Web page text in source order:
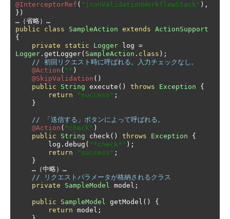
@InterceptorRef ( "jsonValidationWorkflowStack" ),
})
…（省略）…
public
class SampleAction extends ActionSupport
{
private
static Logger log =
Logger . getLogger( SampleAction . class );
// 初回リクエスト時に呼ばれる。入力チェックなし。
@Action ( "" )
@SkipValidation ()
public
String execute () throws Exception
{
return
"success" ;
}
// 「送信する」ボタンによって呼ばれる。
@Action ( "check" )
public
String check() throws Exception
{
        log
. debug ( "*check*" );
return
"success" ;
}
…（中略）…
// リクエストパラメータが格納されるクラス
private
SampleModel model ;
public SampleModel getModel ()
{
return model ;